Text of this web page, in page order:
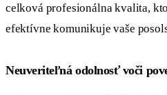
celková profesionálna kvalita,
efektívne komunikuje vaše
Neuveriteľná odolnosť voči